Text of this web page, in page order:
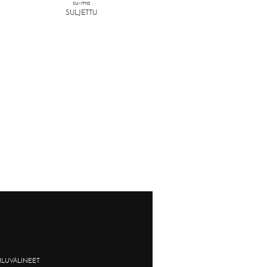
su-ma
SULJETTU